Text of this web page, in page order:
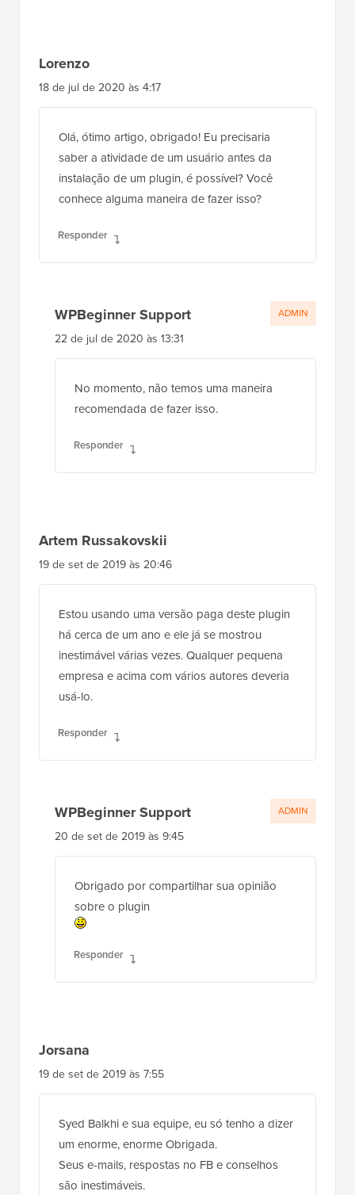
Lorenzo
18 de jul de 2020 às 4:17
Olá, ótimo artigo, obrigado! Eu precisaria
saber a atividade de um usuário antes da
instalação de um plugin, é possível? Você
conhece alguma maneira de fazer isso?
Responder
WPBeginner Support
22 de jul de 2020 às 13:31
No momento, não temos uma maneira
recomendada de fazer isso.
Responder
ADMIN
Artem Russakovskii
19 de set de 2019 às 20:46
Estou usando uma versão paga deste plugin
há cerca de um ano e ele já se mostrou
inestimável várias vezes. Qualquer pequena
empresa e acima com vários autores deveria
usá-lo.
Responder
WPBeginner Support
20 de set de 2019 às 9:45
Obrigado por compartilhar sua opinião
sobre o plugin
Responder
ADMIN
Jorsana
19 de set de 2019 às 7:55
Syed Balkhi e sua equipe, eu só tenho a dizer
um enorme, enorme Obrigada.
Seus e-mails, respostas no FB e conselhos
são inestimáveis.